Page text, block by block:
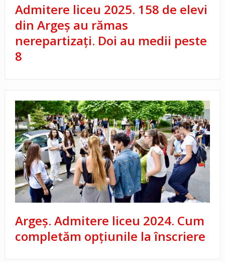
Admitere liceu 2025. 158 de elevi
din Argeș au rămas
nerepartizaţi. Doi au medii peste
8
Argeș. Admitere liceu 2024. Cum
completăm opțiunile la înscriere